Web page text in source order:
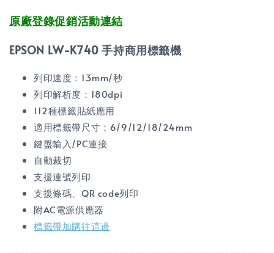
原廠登錄促銷活動連結
EPSON LW-K740 手持商用標籤機
列印速度：13mm/秒
列印解析度：180dpi
112種標籤貼紙應用
適用標籤帶尺寸：6/9/12/18/24mm
鍵盤輸入/PC連接
自動裁切
支援連號列印
支援條碼、QR code列印
附AC電源供應器
標籤帶加購往這邊